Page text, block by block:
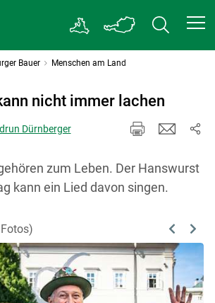
Bauer Menschen am Land
nicht immer lachen
Dürnberger
zum Leben. Der Hanswurst
kann ein Lied davon singen.
Previous
Next